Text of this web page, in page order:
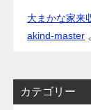
大まかな家来
akind-master
カテゴリー